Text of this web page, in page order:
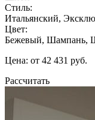
Стиль:
Итальянский,
Цвет:
Бежевый, Шампань,
Цена: от 42 431 руб.
Рассчитать